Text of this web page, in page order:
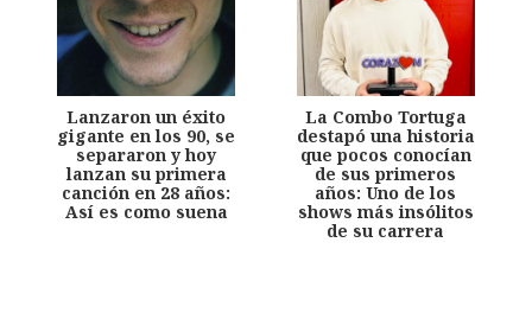
Lanzaron un éxito
gigante en los 90, se
separaron y hoy
lanzan su primera
canción en 28 años:
Así es como suena
La Combo Tortuga
destapó una historia
que pocos conocían
de sus primeros
años: Uno de los
shows más insólitos
de su carrera